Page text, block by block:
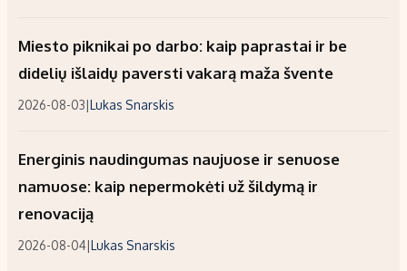
Miesto piknikai po darbo: kaip paprastai ir be
didelių išlaidų paversti vakarą maža švente
2026-08-03|Lukas Snarskis
Energinis naudingumas naujuose ir senuose
namuose: kaip nepermokėti už šildymą ir
renovaciją
2026-08-04|Lukas Snarskis